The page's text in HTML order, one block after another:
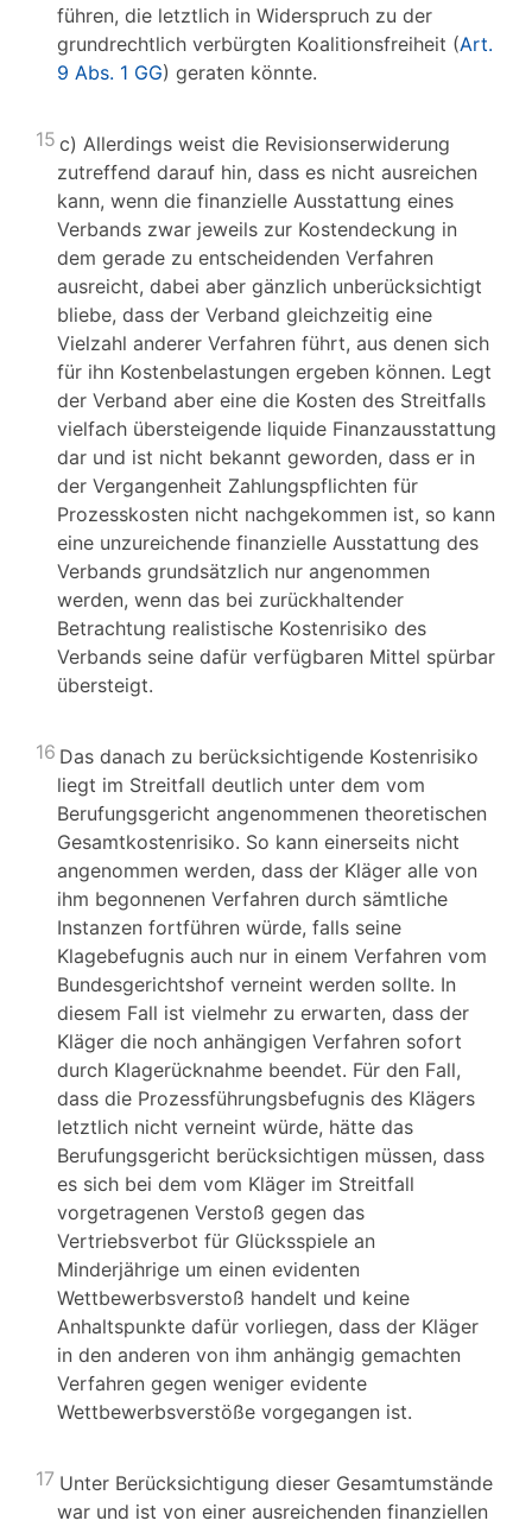
führen, die letztlich in Widerspruch zu der
grundrechtlich verbürgten Koalitionsfreiheit (Art.
9 Abs. 1 GG) geraten könnte.
15 c) Allerdings weist die Revisionserwiderung
zutreffend darauf hin, dass es nicht ausreichen
kann, wenn die finanzielle Ausstattung eines
Verbands zwar jeweils zur Kostendeckung in
dem gerade zu entscheidenden Verfahren
ausreicht, dabei aber gänzlich unberücksichtigt
bliebe, dass der Verband gleichzeitig eine
Vielzahl anderer Verfahren führt, aus denen sich
für ihn Kostenbelastungen ergeben können. Legt
der Verband aber eine die Kosten des Streitfalls
vielfach übersteigende liquide Finanzausstattung
dar und ist nicht bekannt geworden, dass er in
der Vergangenheit Zahlungspflichten für
Prozesskosten nicht nachgekommen ist, so kann
eine unzureichende finanzielle Ausstattung des
Verbands grundsätzlich nur angenommen
werden, wenn das bei zurückhaltender
Betrachtung realistische Kostenrisiko des
Verbands seine dafür verfügbaren Mittel spürbar
übersteigt.
16 Das danach zu berücksichtigende Kostenrisiko
liegt im Streitfall deutlich unter dem vom
Berufungsgericht angenommenen theoretischen
Gesamtkostenrisiko. So kann einerseits nicht
angenommen werden, dass der Kläger alle von
ihm begonnenen Verfahren durch sämtliche
Instanzen fortführen würde, falls seine
Klagebefugnis auch nur in einem Verfahren vom
Bundesgerichtshof verneint werden sollte. In
diesem Fall ist vielmehr zu erwarten, dass der
Kläger die noch anhängigen Verfahren sofort
durch Klagerücknahme beendet. Für den Fall,
dass die Prozessführungsbefugnis des Klägers
letztlich nicht verneint würde, hätte das
Berufungsgericht berücksichtigen müssen, dass
es sich bei dem vom Kläger im Streitfall
vorgetragenen Verstoß gegen das
Vertriebsverbot für Glücksspiele an
Minderjährige um einen evidenten
Wettbewerbsverstoß handelt und keine
Anhaltspunkte dafür vorliegen, dass der Kläger
in den anderen von ihm anhängig gemachten
Verfahren gegen weniger evidente
Wettbewerbsverstöße vorgegangen ist.
17 Unter Berücksichtigung dieser Gesamtumstände
war und ist von einer ausreichenden finanziellen